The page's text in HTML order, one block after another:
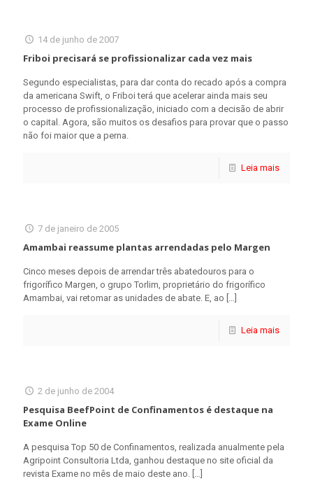
14 de junho de 2007
Friboi precisará se profissionalizar cada vez mais
Segundo especialistas, para dar conta do recado após a compra
da americana Swift, o Friboi terá que acelerar ainda mais seu
processo de profissionalização, iniciado com a decisão de abrir
o capital. Agora, são muitos os desafios para provar que o passo
não foi maior que a perna.
Leia mais
7 de janeiro de 2005
Amambai reassume plantas arrendadas pelo Margen
Cinco meses depois de arrendar três abatedouros para o
frigorífico Margen, o grupo Torlim, proprietário do frigorífico
Amambai, vai retomar as unidades de abate. E, ao […]
Leia mais
2 de junho de 2004
Pesquisa BeefPoint de Confinamentos é destaque na
Exame Online
A pesquisa Top 50 de Confinamentos, realizada anualmente pela
Agripoint Consultoria Ltda, ganhou destaque no site oficial da
revista Exame no mês de maio deste ano. […]